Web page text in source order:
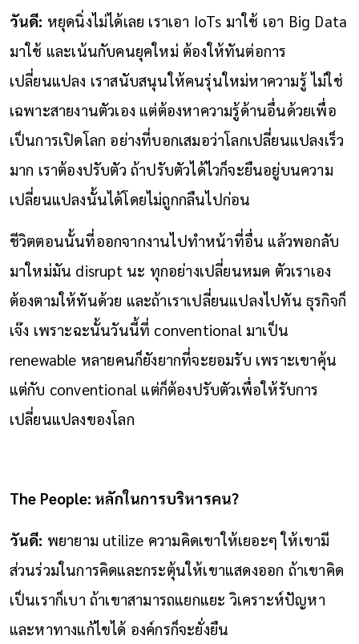
วันดี: หยุดนิ่งไม่ได้เลย เราเอา IoTs มาใช้ เอา Big Data
มาใช้ และเน้นกับคนยุคใหม่ ต้องให้ทันต่อการ
เปลี่ยนแปลง เราสนับสนุนให้คนรุ่นใหม่หาความรู้ ไม่ใช่
เฉพาะสายงานตัวเอง แต่ต้องหาความรู้ด้านอื่นด้วยเพื่อ
เป็นการเปิดโลก อย่างที่บอกเสมอว่าโลกเปลี่ยนแปลงเร็ว
มาก เราต้องปรับตัว ถ้าปรับตัวได้ไวก็จะยืนอยู่บนความ
เปลี่ยนแปลงนั้นได้โดยไม่ถูกกลืนไปก่อน
ชีวิตตอนนั้นที่ออกจากงานไปทำหน้าที่อื่น แล้วพอกลับ
มาใหม่มัน disrupt นะ ทุกอย่างเปลี่ยนหมด ตัวเราเอง
ต้องตามให้ทันด้วย และถ้าเราเปลี่ยนแปลงไปทัน ธุรกิจก็
เจ๊ง เพราะฉะนั้นวันนี้ที่ conventional มาเป็น
renewable หลายคนก็ยังยากที่จะยอมรับ เพราะเขาคุ้น
แต่กับ conventional แต่ก็ต้องปรับตัวเพื่อให้รับการ
เปลี่ยนแปลงของโลก
The People: หลักในการบริหารคน?
วันดี: พยายาม utilize ความคิดเขาให้เยอะๆ ให้เขามี
ส่วนร่วมในการคิดและกระตุ้นให้เขาแสดงออก ถ้าเขาคิด
เป็นเราก็เบา ถ้าเขาสามารถแยกแยะ วิเคราะห์ปัญหา
และหาทางแก้ไขได้ องค์กรก็จะยั่งยืน